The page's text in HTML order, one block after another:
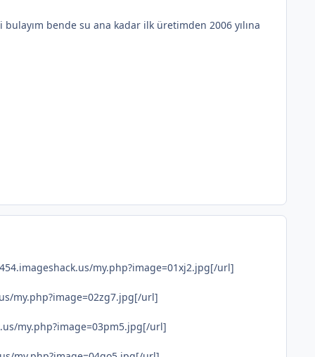
bende su ana kadar ilk üretimden 2006 yılına
my.php?image=01xj2.jpg[/url]
my.php?image=02zg7.jpg[/url]
my.php?image=03pm5.jpg[/url]